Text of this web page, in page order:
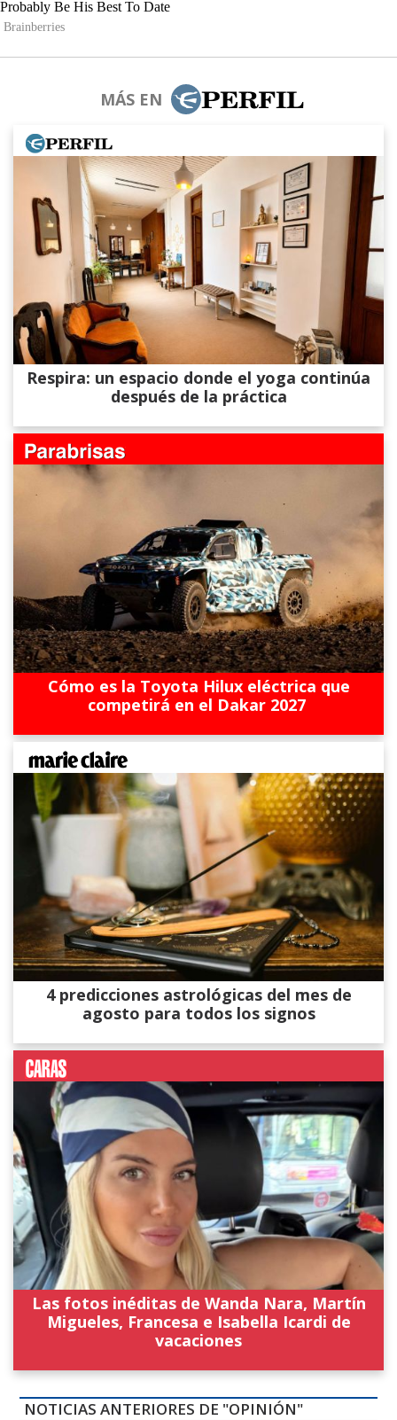
MÁS EN
Respira: un espacio donde el yoga continúa
después de la práctica
Cómo es la Toyota Hilux eléctrica que
competirá en el Dakar 2027
4 predicciones astrológicas del mes de
agosto para todos los signos
Las fotos inéditas de Wanda Nara, Martín
Migueles, Francesa e Isabella Icardi de
vacaciones
NOTICIAS ANTERIORES DE "OPINIÓN"